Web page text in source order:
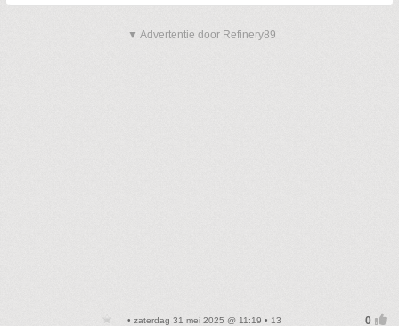
▼ Advertentie door Refinery89
• zaterdag 31 mei 2025 @ 11:19 • 13